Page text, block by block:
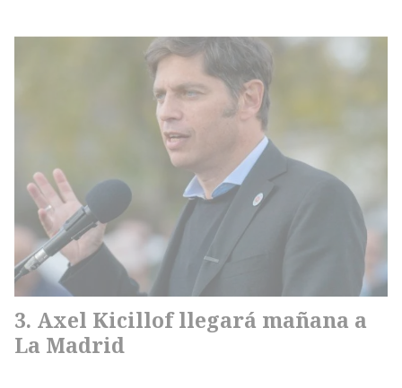
Axel Kicillof llegará mañana a
La Madrid